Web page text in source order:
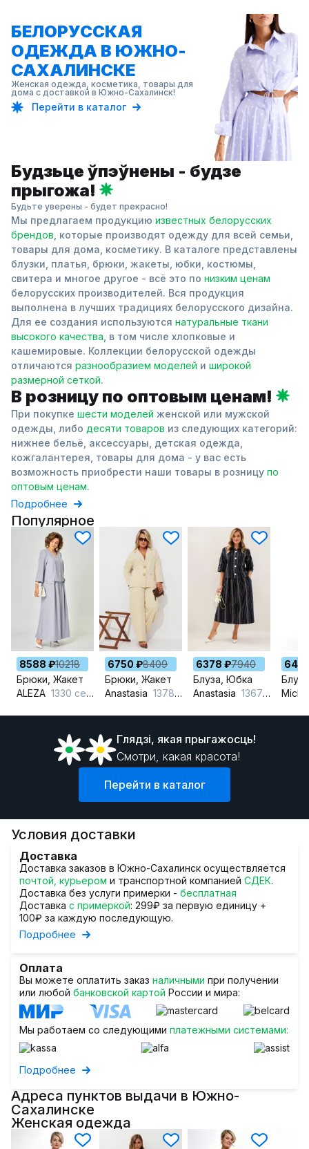
БЕЛОРУССКАЯ
ОДЕЖДА В ЮЖНО-
САХАЛИНСКЕ
Женская одежда, косметика, товары для
дома с доставкой в Южно-Сахалинск!
Перейти в каталог
Будзьце ўпэўнены - будзе
прыгожа!
Будьте уверены - будет прекрасно!
Мы предлагаем продукцию известных белорусских
брендов , которые производят одежду для всей семьи,
товары для дома, косметику. В каталоге представлены
блузки, платья, брюки, жакеты, юбки, костюмы,
свитера и многое другое - всё это по низким ценам
белорусских производителей. Вся продукция
выполнена в лучших традициях белорусского дизайна.
Для ее создания используются натуральные ткани
высокого качества , в том числе хлопковые и
кашемировые. Коллекции белорусской одежды
отличаются разнообразием моделей и широкой
размерной сеткой.
В розницу по оптовым ценам!
При покупке шести моделей женской или мужской
одежды, либо десяти товаров из следующих категорий:
нижнее бельё, аксессуары, детская одежда,
кожгалантерея, товары для дома - у вас есть
возможность приобрести наши товары в розницу по
оптовым ценам.
Подробнее
Популярное
8588 ₽10218
Брюки, Жакет
ALEZA 1330 серо-голубой
6750 ₽8409
Брюки, Жакет
Anastasia 1378 сливочный
6378 ₽7940
Блуза, Юбка
Anastasia 1367 синий
Глядзi, якая прыгажосць!
Смотри, какая красота!
Перейти в каталог
Условия доставки
Доставка
Доставка заказов в Южно-Сахалинск осуществляется
почтой, курьером и транспортной компанией СДЕК.
Доставка без услуги примерки - бесплатная
Доставка с примеркой: 299₽ за первую единицу +
100₽ за каждую последующую.
Подробнее
Оплата
Вы можете оплатить заказ наличными при получении
или любой банковской картой России и мира:
Мы работаем со следующими платежными системами:
Подробнее
Адреса пунктов выдачи в Южно-
Сахалинске
Женская одежда